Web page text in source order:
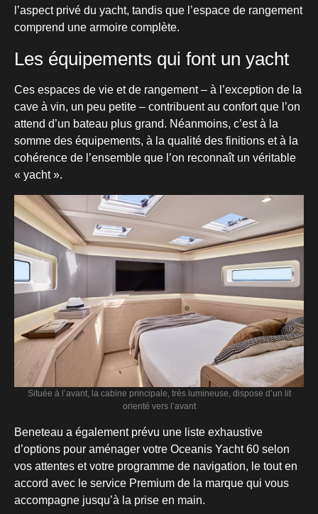
l’aspect privé du yacht, tandis que l’espace de rangement
comprend une armoire complète.
Les équipements qui font un yacht
Ces espaces de vie et de rangement – à l’exception de la
cave à vin, un peu petite – contribuent au confort que l’on
attend d’un bateau plus grand. Néanmoins, c’est à la
somme des équipements, à la qualité des finitions et à la
cohérence de l’ensemble que l’on reconnaît un véritable
« yacht ».
Située à l’avant, la cabine principale, très lumineuse, dispose d’un lit
orienté vers l’avant
Beneteau a également prévu une liste exhaustive
d’options pour aménager votre Oceanis Yacht 60 selon
vos attentes et votre programme de navigation, le tout en
accord avec le service Premium de la marque qui vous
accompagne jusqu’à la prise en main.